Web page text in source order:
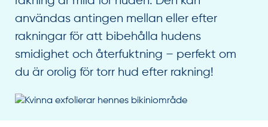
användas antingen mellan eller efter
rakningar för att bibehålla hudens
smidighet och återfuktning – perfekt om
du är orolig för torr hud efter rakning!